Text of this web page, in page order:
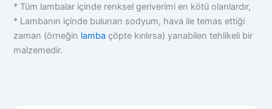
* Tüm lambalar içinde renksel geriverimi en kötü olanlardır,
* Lambanın içinde bulunan sodyum, hava ile temas ettiği
zaman (örneğin lamba çöpte kırılırsa) yanabilen tehlikeli bir
malzemedir.